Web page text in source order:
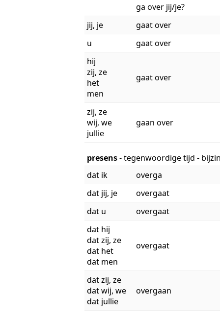
ga over jij/je?
jij, je
gaat over
u
gaat over
hij
zij, ze
het
men
gaat over
zij, ze
wij, we
jullie
gaan over
presens- tegenwoordige tijd -
dat ik
overga
dat jij, je
overgaat
dat u
overgaat
dat hij
dat zij, ze
dat het
dat men
overgaat
dat zij, ze
dat wij, we
dat jullie
overgaan